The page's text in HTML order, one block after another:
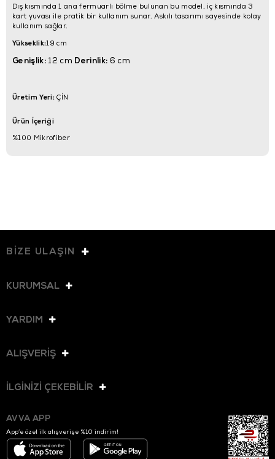
Dış kısmında 1 ana fermuarlı bölme bulunan bu model, iç kısmında 3
kart yuvası ile pratik bir kullanım sunar. Askılı tasarımı sayesinde kolay
kullanım sağlar.
Yükseklik:19 cm
Genişlik:12 cm Derinlik: 6 cm
Üretim Yeri:ÇİN
Ürün İçeriği
%100 Mikrofiber
BİZE ULAŞIN
KURUMSAL
YARDIM
ALIŞVERİŞ
İLGİNİZİ ÇEKEBİLİR
AVVA APP
App’e özel ilk alışverişe %10 indirim!